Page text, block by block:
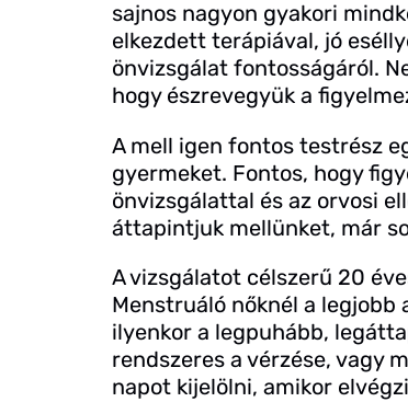
sajnos nagyon gyakori
elkezdett terápiával, jó
önvizsgálat fontosságáról.
hogy észrevegyük a
A mell igen fontos testrész
gyermeket. Fontos, hogy
önvizsgálattal és az orvosi
áttapintjuk mellünket, már
A vizsgálatot célszerű 20
Menstruáló nőknél a legjobb
ilyenkor a legpuhább,
rendszeres a vérzése, vagy
napot kijelölni, amikor